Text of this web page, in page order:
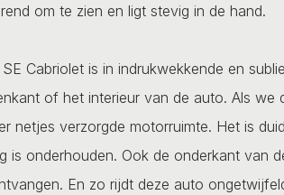
om te zien en ligt stevig in de hand.
Cabriolet is in indrukwekkende en
of het interieur van de auto. Als we
netjes verzorgde motorruimte. Het is
is onderhouden. Ook de onderkant van
En zo rijdt deze auto